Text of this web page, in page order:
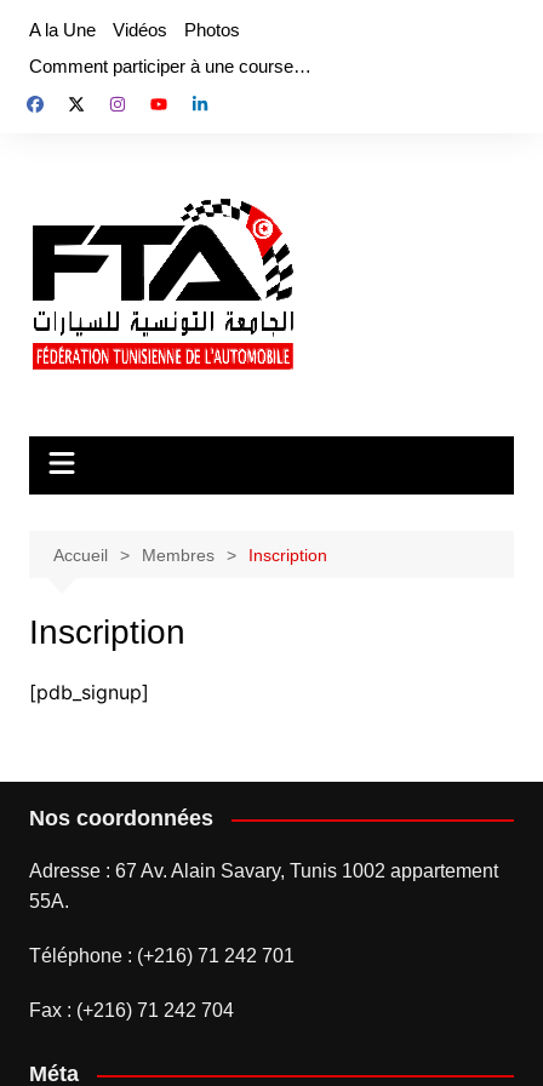
contenu
A la Une Vidéos
Photos
Comment participer à une course…
Accueil Membres Inscription
Inscription
[pdb_signup]
Nos coordonnées
Adresse : 67 Av. Alain Savary, Tunis 1002 appartement
55A.
Téléphone : (+216) 71 242 701
Fax : (+216) 71 242 704
Méta